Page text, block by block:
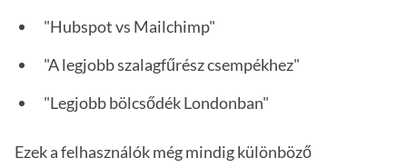
"Hubspot vs Mailchimp"
"A legjobb szalagfűrész csempékhez"
"Legjobb bölcsődék Londonban"
Ezek a felhasználók még mindig különböző